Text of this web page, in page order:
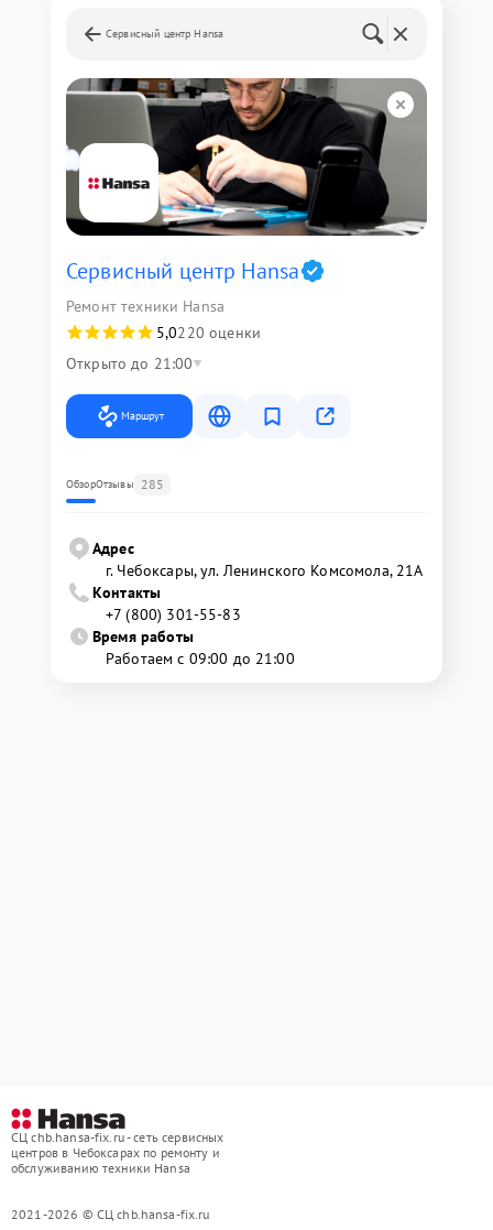
Сервисный центр Hansa
Сервисный центр Hansa
Ремонт техники Hansa
5,0220 оценки
Открыто до 21:00
Маршрут
ОбзорОтзывы 285
Адрес
г. Чебоксары, ул. Ленинского Комсомола, 21А
Контакты
+7 (800) 301-55-83
Время работы
Работаем с 09:00 до 21:00
СЦ chb.hansa-fix.ru - сеть сервисных
центров в Чебоксарах по ремонту и
обслуживанию техники Hansa
2021-2026 © СЦ chb.hansa-fix.ru